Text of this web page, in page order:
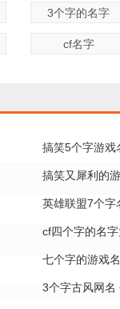
3个字的名字
cf名字
搞笑5个字游戏
搞笑又犀利的
英雄联盟7个字
cf四个字的名
七个字的游戏
3个字古风网名